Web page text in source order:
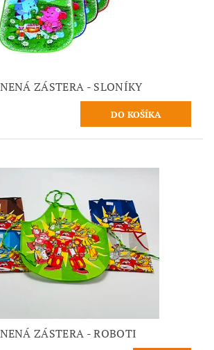
ZÁSTERA - SLONÍKY
ZÁSTERA - ROBOTI